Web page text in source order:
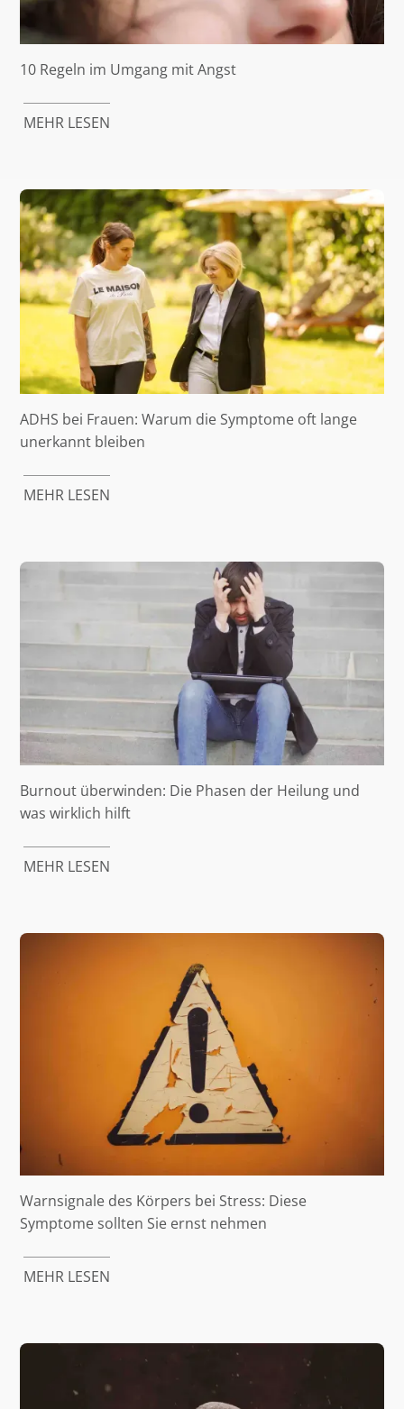
10 Regeln im Umgang mit Angst
MEHR LESEN
ADHS bei Frauen: Warum die Symptome oft lange
unerkannt bleiben
MEHR LESEN
Burnout überwinden: Die Phasen der Heilung und
was wirklich hilft
MEHR LESEN
Warnsignale des Körpers bei Stress: Diese
Symptome sollten Sie ernst nehmen
MEHR LESEN